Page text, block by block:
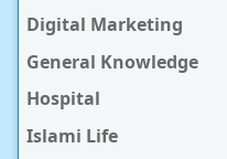
Digital Marketing
General Knowledge
Hospital
Islami Life